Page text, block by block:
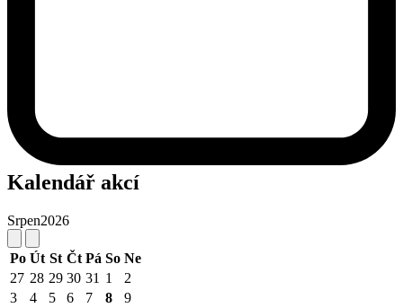
Kalendář akcí
Srpen2026
Po Út St Čt Pá So Ne
27 28 29 30 31 1
2
3
4 5 6 7 8
9